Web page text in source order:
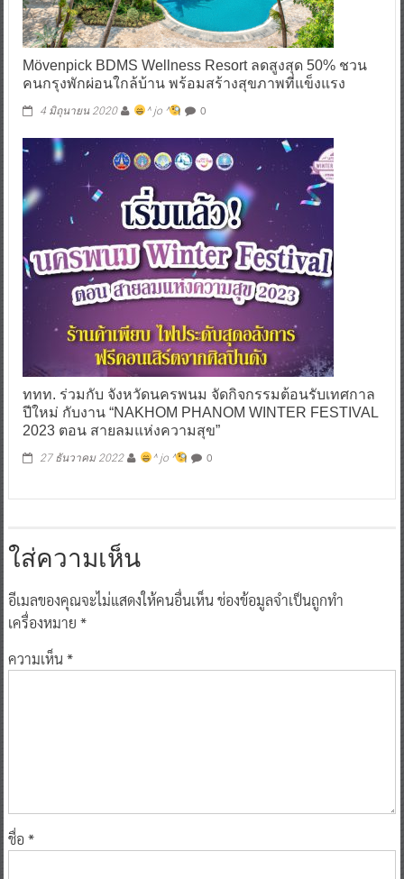
Mövenpick BDMS Wellness Resort ลดสูงสุด 50% ชวน
คนกรุงพักผ่อนใกล้บ้าน พร้อมสร้างสุขภาพที่แข็งแรง
4 มิถุนายน 2020 ^ jo ^ 0
ททท. ร่วมกับ จังหวัดนครพนม จัดกิจกรรมต้อนรับเทศกาล
ปีใหม่ กับงาน “NAKHOM PHANOM WINTER FESTIVAL
2023 ตอน สายลมแห่งความสุข”
27 ธันวาคม 2022 ^ jo ^ 0
ใส่ความเห็น
อีเมลของคุณจะไม่แสดงให้คนอื่นเห็นช่องข้อมูลจำเป็นถูกทำ
เครื่องหมาย *
ความเห็น*
ชื่อ *